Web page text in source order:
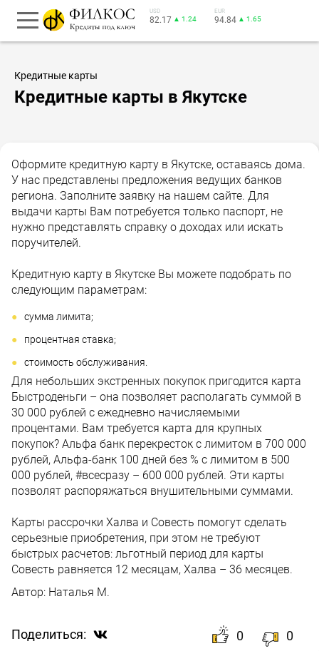
USD
82.17 ▲ 1.24
EUR
94.84 ▲ 1.65
Кредитные карты
Кредитные карты в Якутске
Оформите кредитную карту в Якутске, оставаясь дома.
У нас представлены предложения ведущих банков
региона. Заполните заявку на нашем сайте. Для
выдачи карты Вам потребуется только паспорт, не
нужно представлять справку о доходах или искать
поручителей.
Кредитную карту в Якутске Вы можете подобрать по
следующим параметрам:
сумма лимита;
процентная ставка;
стоимость обслуживания.
Для небольших экстренных покупок пригодится карта
Быстроденьги – она позволяет располагать суммой в
30 000 рублей с ежедневно начисляемыми
процентами. Вам требуется карта для крупных
покупок? Альфа банк перекресток с лимитом в 700 000
рублей, Альфа-банк 100 дней без % с лимитом в 500
000 рублей, #всесразу – 600 000 рублей. Эти карты
позволят распоряжаться внушительными суммами.
Карты рассрочки Халва и Совесть помогут сделать
серьезные приобретения, при этом не требуют
быстрых расчетов: льготный период для карты
Совесть равняется 12 месяцам, Халва – 36 месяцев.
Автор: Наталья М.
Поделиться: 0 0